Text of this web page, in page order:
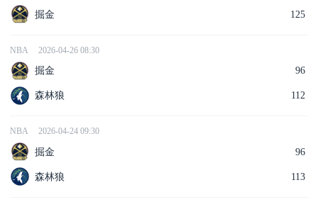
掘金 125
NBA 2026-04-26 08:30
掘金 96
森林狼 112
NBA 2026-04-24 09:30
掘金 96
森林狼 113